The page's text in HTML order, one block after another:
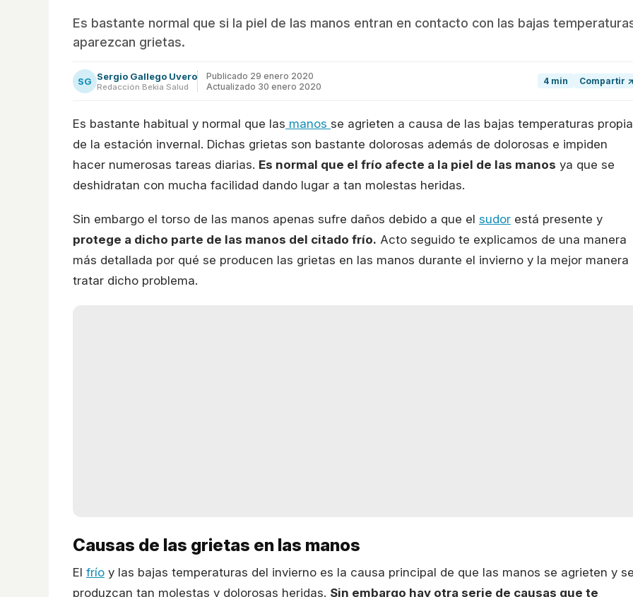
Es bastante normal que si la piel de las manos entran en contacto con las bajas
aparezcan grietas.
SG Sergio Gallego Uvero
Redacción Bekia Salud
Publicado 29 enero 2020
Actualizado 30 enero 2020
4 min Compartir ↗
Es bastante habitual y normal que las manos se agrieten a causa de las bajas temperaturas
de la estación invernal. Dichas grietas son bastante dolorosas además de dolorosas e impiden
hacer numerosas tareas diarias. Es normal que el frío afecte a la piel de las manos ya que se
deshidratan con mucha facilidad dando lugar a tan molestas heridas.
Sin embargo el torso de las manos apenas sufre daños debido a que el sudor está presente y
protege a dicho parte de las manos del citado frío. Acto seguido te explicamos de una manera
más detallada por qué se producen las grietas en las manos durante el invierno y la mejor manera
tratar dicho problema.
Causas de las grietas en las manos
El frío y las bajas temperaturas del invierno es la causa principal de que las manos se agrieten y
produzcan tan molestas y dolorosas heridas. Sin embargo hay otra serie de causas que te